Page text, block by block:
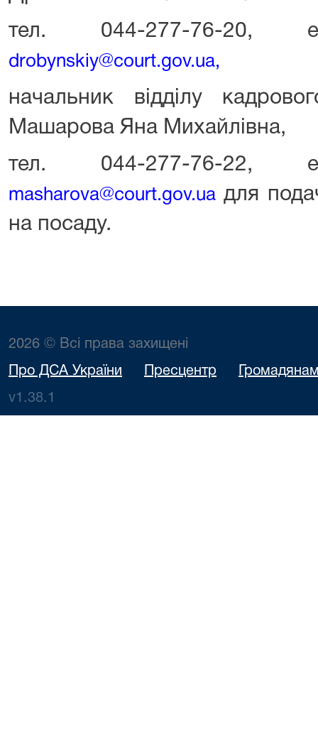
тел. 044-277-76-20,
drobynskiy@court.gov.ua,
начальник відділу
Машарова Яна Михайлівна,
тел. 044-277-76-22,
masharova@court.gov.ua для
на посаду.
2026 © Всі права захищені
Про ДСА України Пресцентр
v1.38.1